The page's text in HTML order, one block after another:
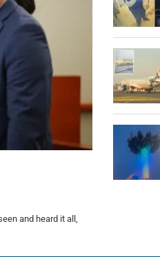
and heard it all,